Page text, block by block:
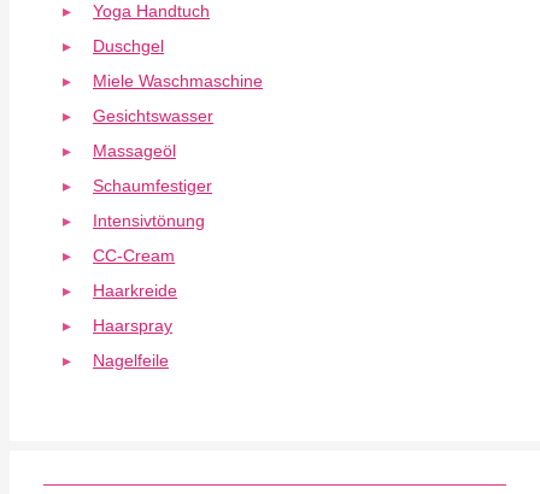
Yoga Handtuch
Duschgel
Miele Waschmaschine
Gesichtswasser
Massageöl
Schaumfestiger
Intensivtönung
CC-Cream
Haarkreide
Haarspray
Nagelfeile